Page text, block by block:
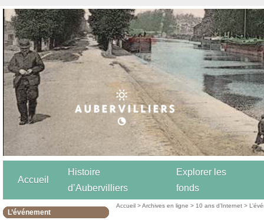
Accueil
Histoire
d’Aubervilliers
Explorer les
fonds
L’événement
Accueil >Archives en ligne > 10 ans d’Internet >